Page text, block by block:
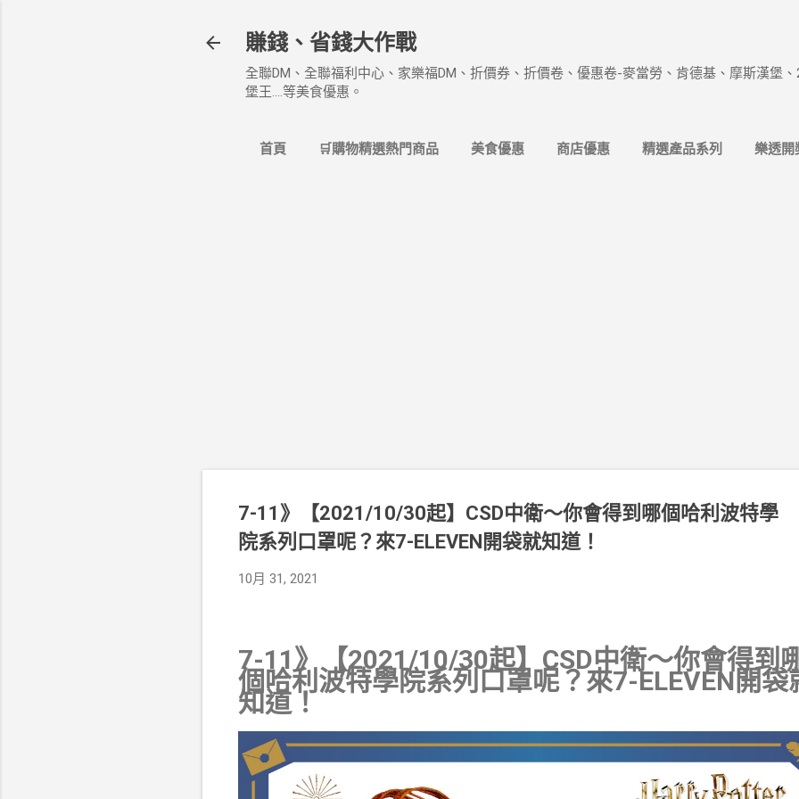
賺錢、省錢大作戰
全聯DM、全聯福利中心、家樂福DM、折價券、折價卷、優惠卷-麥當勞、肯德基、摩斯漢堡
堡王....等美食優惠。
首頁 🛒購物精選熱門商品 美食優惠 商店優惠 精選產品系列 樂透開
7-11》【2021/10/30起】CSD中衛～你會得到哪個哈利波特學
院系列口罩呢？來7-ELEVEN開袋就知道！
10月 31, 2021
7-11》【2021/10/30起】CSD中衛～你會得到
個哈利波特學院系列口罩呢？來7-ELEVEN開袋
知道！